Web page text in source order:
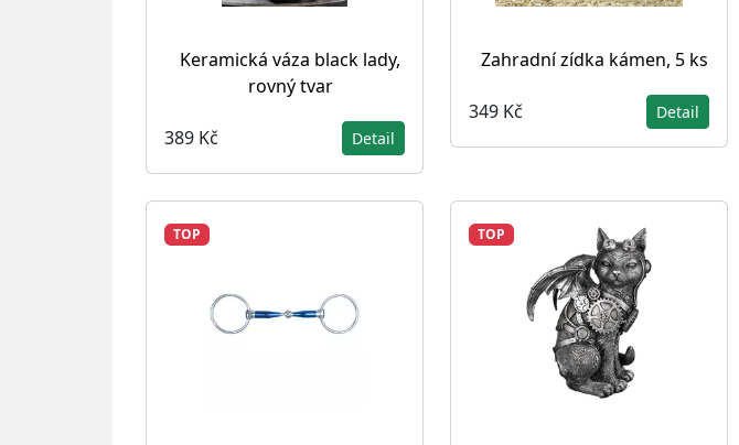
Keramická váza black lady,
rovný tvar
389 Kč Detail
Zahradní zídka kámen, 5 ks
349 Kč Detail
TOP TOP